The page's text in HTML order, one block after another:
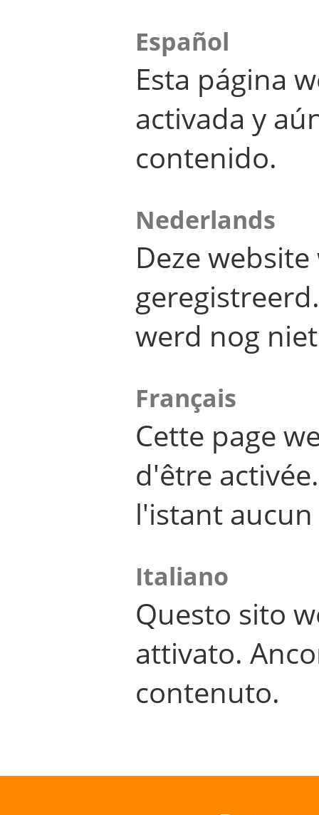
Español
Esta página
activada y
contenido.
Nederlands
Deze
werd nog
Français
Cette page
d'être
l'istant
Italiano
Questo sito
attivato.
contenuto.